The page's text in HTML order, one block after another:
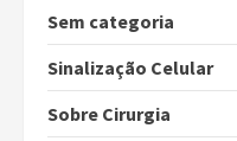
Sem categoria
Sinalização Celular
Sobre Cirurgia